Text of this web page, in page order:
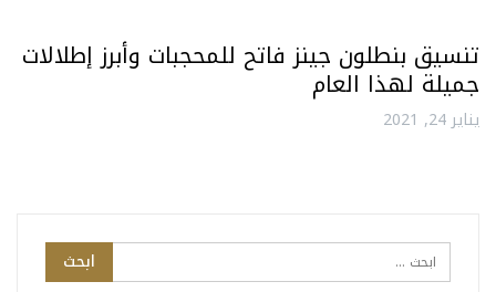
تنسيق بنطلون جينز فاتح للمحجبات وأبرز إطلالات
جميلة لهذا العام
يناير 24, 2021